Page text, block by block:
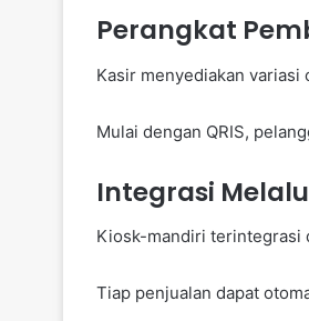
Perangkat
Kasir menyediakan
Mulai dengan QRIS,
Integrasi
Kiosk-mandiri terintegrasi
Tiap penjualan dapat